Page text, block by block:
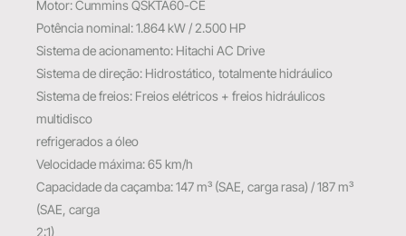
Motor: Cummins QSKTA60-CE
Potência nominal: 1.864 kW / 2.500 HP
Sistema de acionamento: Hitachi AC Drive
Sistema de direção: Hidrostático, totalmente hidráulico
Sistema de freios: Freios elétricos + freios hidráulicos
multidisco
refrigerados a óleo
Velocidade máxima: 65 km/h
Capacidade da caçamba: 147 m³ (SAE, carga rasa) / 187 m³
(SAE, carga
2:1)